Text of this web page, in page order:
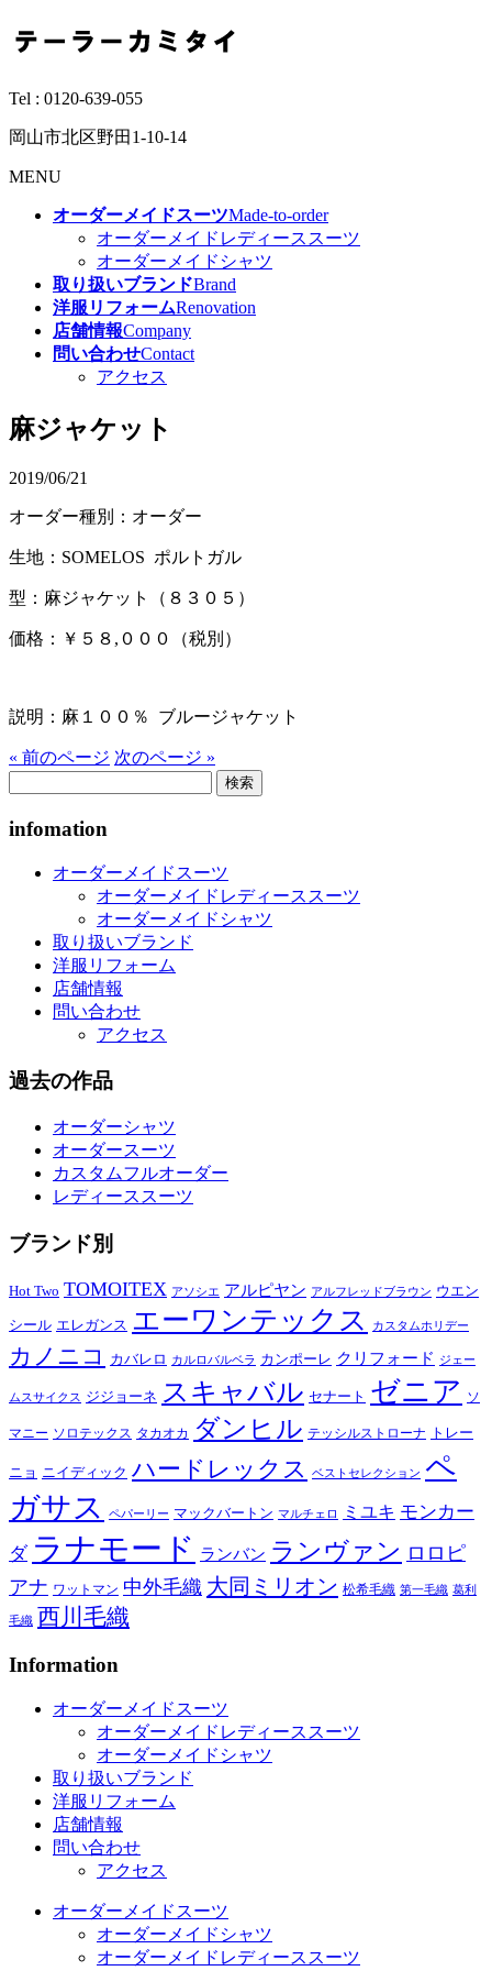
Tel : 0120-639-055
岡山市北区野田1-10-14
MENU
オーダーメイドスーツMade-to-order
オーダーメイドレディーススーツ
オーダーメイドシャツ
取り扱いブランドBrand
洋服リフォームRenovation
店舗情報Company
問い合わせContact
アクセス
麻ジャケット
2019/06/21
オーダー種別：オーダー
生地：SOMELOS ポルトガル
型：麻ジャケット（８３０５）
価格：￥５８,０００（税別）
説明：麻１００％ ブルージャケット
« 前のページ 次のページ »
infomation
オーダーメイドスーツ
オーダーメイドレディーススーツ
オーダーメイドシャツ
取り扱いブランド
洋服リフォーム
店舗情報
問い合わせ
アクセス
過去の作品
オーダーシャツ
オーダースーツ
カスタムフルオーダー
レディーススーツ
ブランド別
Hot Two TOMOITEX アソシエ アルピヤン アルフレッドブラウン ウエン
シール エレガンス エーワンテックス カスタムホリデー
カノニコ カバレロ カルロバルベラ カンポーレ クリフォード ジェー
ムスサイクス ジジョーネ スキャバル セナート ゼニア ソ
マニー ソロテックス タカオカ ダンヒル テッシルストローナ トレー
ニョ ニイディック ハードレックス ベストセレクション ペ
ガサス
ペパーリー マックバートン マルチェロ ミユキ モンカー
ダ ラナモード ランバン ランヴァン ロロピ
アナ ワットマン 中外毛織 大同ミリオン 松希毛織 第一毛織 葛利
毛織 西川毛織
Information
オーダーメイドスーツ
オーダーメイドレディーススーツ
オーダーメイドシャツ
取り扱いブランド
洋服リフォーム
店舗情報
問い合わせ
アクセス
オーダーメイドスーツ
オーダーメイドシャツ
オーダーメイドレディーススーツ